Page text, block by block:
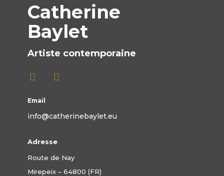
Catherine
Baylet
Artiste contemporaine
Email
info@catherinebaylet.eu
Adresse
Route de Nay
Mirepeix – 64800 (FR)